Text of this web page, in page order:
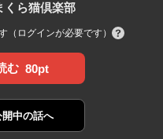
ら猫倶楽部
（ログインが必要です）
む 80pt
中の話へ